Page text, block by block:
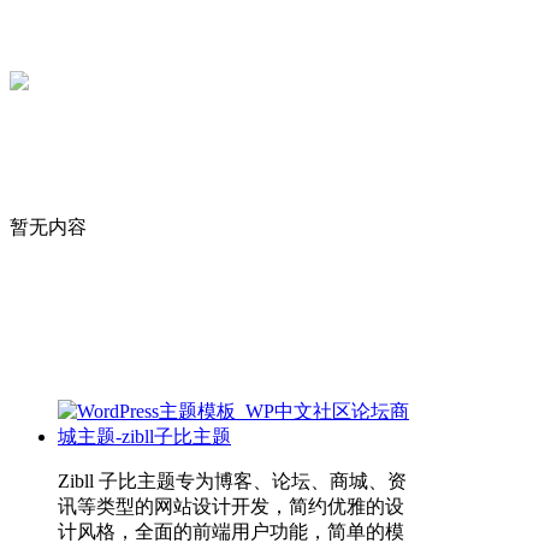
暂无内容
Zibll 子比主题专为博客、论坛、商城、资
讯等类型的网站设计开发，简约优雅的设
计风格，全面的前端用户功能，简单的模